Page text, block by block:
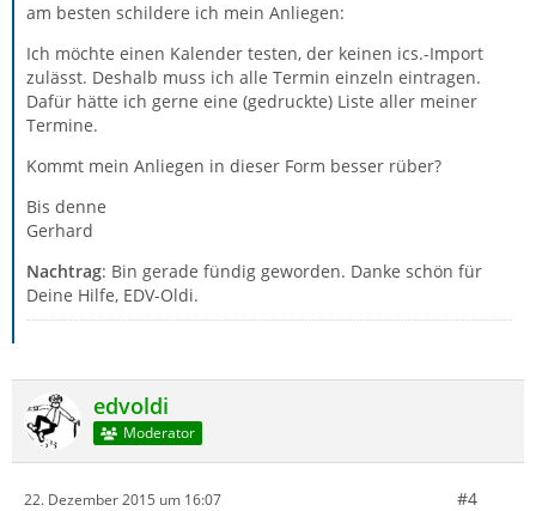
am besten schildere ich mein Anliegen:
Ich möchte einen Kalender testen, der keinen ics.-Import
zulässt. Deshalb muss ich alle Termin einzeln eintragen.
Dafür hätte ich gerne eine (gedruckte) Liste aller meiner
Termine.
Kommt mein Anliegen in dieser Form besser rüber?
Bis denne
Gerhard
Nachtrag: Bin gerade fündig geworden. Danke schön für
Deine Hilfe, EDV-Oldi.
edvoldi
Moderator
22. Dezember 2015 um 16:07 #4